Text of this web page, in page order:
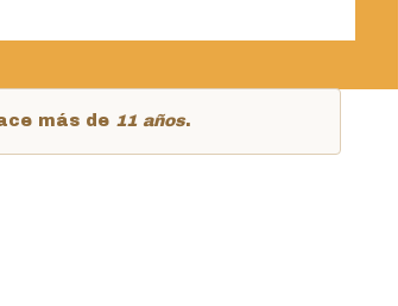
más de 11 años.